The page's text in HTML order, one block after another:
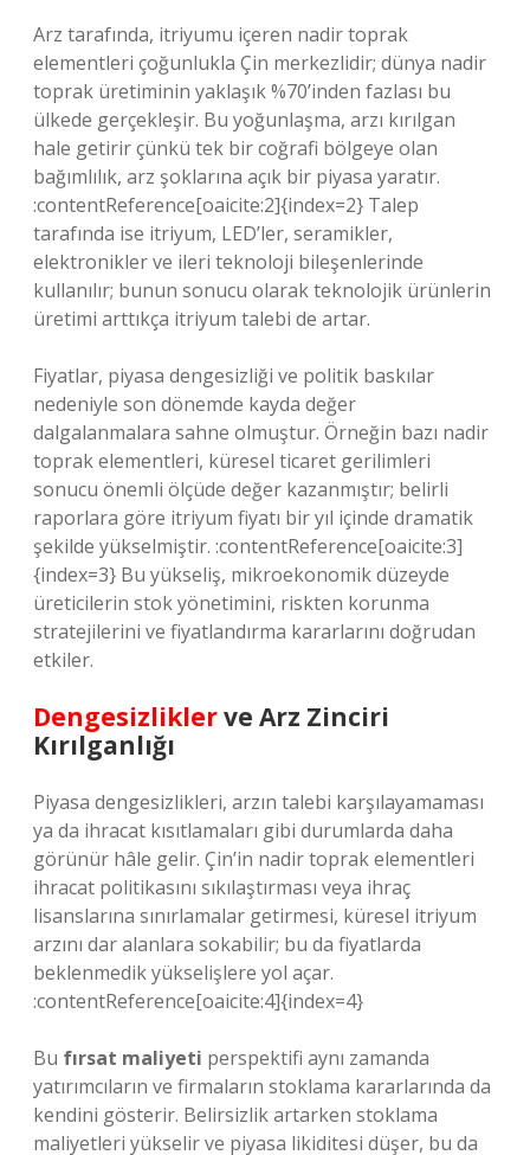
Arz tarafında, itriyumu içeren nadir toprak
elementleri çoğunlukla Çin merkezlidir; dünya nadir
toprak üretiminin yaklaşık %70’inden fazlası bu
ülkede gerçekleşir. Bu yoğunlaşma, arzı kırılgan
hale getirir çünkü tek bir coğrafi bölgeye olan
bağımlılık, arz şoklarına açık bir piyasa yaratır.
:contentReference[oaicite:2]{index=2} Talep
tarafında ise itriyum, LED’ler, seramikler,
elektronikler ve ileri teknoloji bileşenlerinde
kullanılır; bunun sonucu olarak teknolojik ürünlerin
üretimi arttıkça itriyum talebi de artar.
Fiyatlar, piyasa dengesizliği ve politik baskılar
nedeniyle son dönemde kayda değer
dalgalanmalara sahne olmuştur. Örneğin bazı nadir
toprak elementleri, küresel ticaret gerilimleri
sonucu önemli ölçüde değer kazanmıştır; belirli
raporlara göre itriyum fiyatı bir yıl içinde dramatik
şekilde yükselmiştir. :contentReference[oaicite:3]
{index=3} Bu yükseliş, mikroekonomik düzeyde
üreticilerin stok yönetimini, riskten korunma
stratejilerini ve fiyatlandırma kararlarını doğrudan
etkiler.
Dengesizliklerve Arz Zinciri
Kırılganlığı
Piyasa dengesizlikleri, arzın talebi karşılayamaması
ya da ihracat kısıtlamaları gibi durumlarda daha
görünür hâle gelir. Çin’in nadir toprak elementleri
ihracat politikasını sıkılaştırması veya ihraç
lisanslarına sınırlamalar getirmesi, küresel itriyum
arzını dar alanlara sokabilir; bu da fiyatlarda
beklenmedik yükselişlere yol açar.
:contentReference[oaicite:4]{index=4}
Bu fırsat maliyeti perspektifi aynı zamanda
yatırımcıların ve firmaların stoklama kararlarında da
kendini gösterir. Belirsizlik artarken stoklama
maliyetleri yükselir ve piyasa likiditesi düşer, bu da